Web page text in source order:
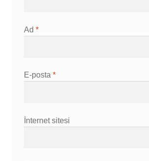
Ad *
E-posta *
İnternet sitesi